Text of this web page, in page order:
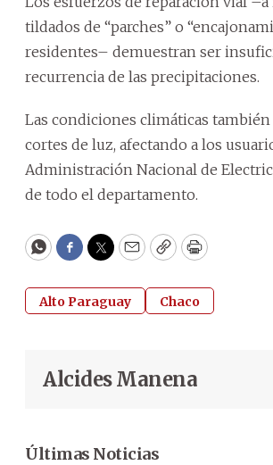
tildados de “parches” o
residentes– demuestran ser
recurrencia de las precipitaciones.
Las condiciones climáticas
cortes de luz, afectando a los
Administración Nacional de
de todo el departamento.
WhatsApp
Facebook
Twitter
EmailCopyPrint
Alto Paraguay Chaco
Alcides Manena
Últimas Noticias